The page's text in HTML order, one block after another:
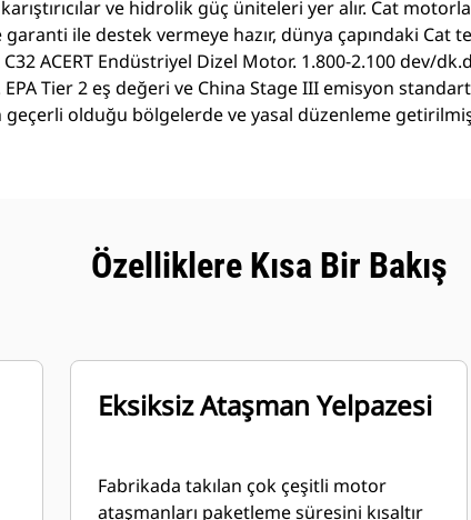
ve hidrolik güç üniteleri yer alır. Cat
ile destek vermeye hazır, dünya çapındaki Cat
ACERT Endüstriyel Dizel Motor. 1.800-2.100 dev/
Tier 2 eş değeri ve China Stage III emisyon
olduğu bölgelerde ve yasal düzenleme
Özelliklere Kısa Bir Bakış
Eksiksiz Ataşman Yelpazesi
Fabrikada takılan çok çeşitli motor
ataşmanları paketleme süresini kısaltır